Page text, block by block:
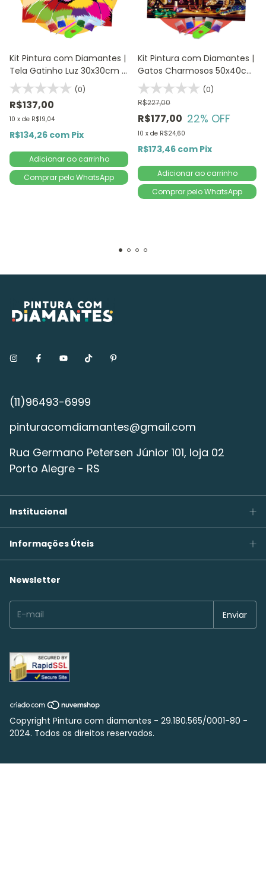
Kit Pintura com Diamantes |
Tela Gatinho Luz 30x30cm |
Diamond Painting 5D DIY
(0)
R$137,00
10 x de R$19,04
R$134,26 com Pix
Comprar pelo WhatsApp
Kit Pintura com Diamantes |
Gatos Charmosos 50x40cm
- Diamante Redondo.
Contém Diamantes AB que
possuem brilho Boreal ,
(0)
R$177,00
R$227,00
22% OFF
10 x de R$24,60
R$173,46 com Pix
Comprar pelo WhatsApp
pinturacomdiamantes@gmail.com
Rua Germano Petersen Júnior 101, loja 02
Porto Alegre - RS
Institucional
Informações Úteis
Newsletter